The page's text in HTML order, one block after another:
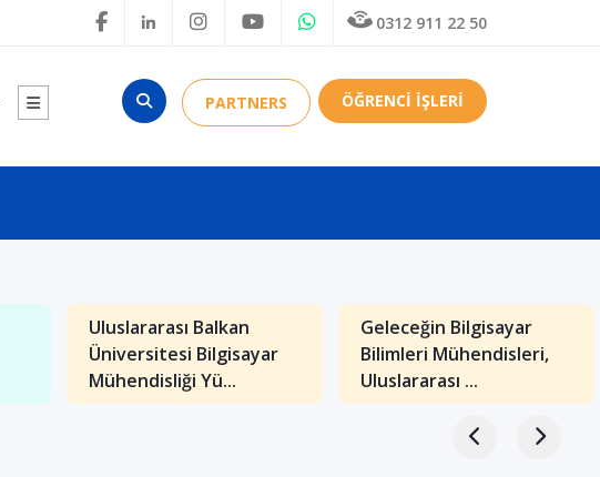
0312 911 22 50
PARTNERS ÖĞRENCİ İŞLERİ
Uluslararası Balkan
Üniversitesi Bilgisayar
Mühendisliği Yü...
Geleceğin Bilgisayar
Bilimleri Mühendisleri,
Uluslararası ...